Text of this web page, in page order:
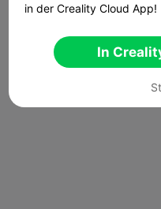
in der Creality Cloud App!
In